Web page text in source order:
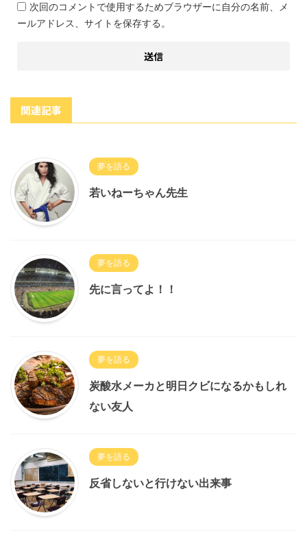
次回のコメントで使用するためブラウザーに自分の名前、メ
ールアドレス、サイトを保存する。
関連記事
夢を語る
若いねーちゃん先生
夢を語る
先に言ってよ！！
夢を語る
炭酸水メーカと明日クビになるかもしれ
ない友人
夢を語る
反省しないと行けない出来事